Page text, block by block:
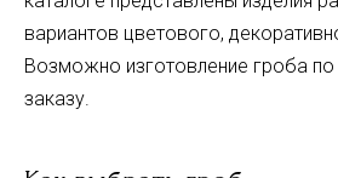
вариантов цветового,
Возможно изготовление гроба
заказу.